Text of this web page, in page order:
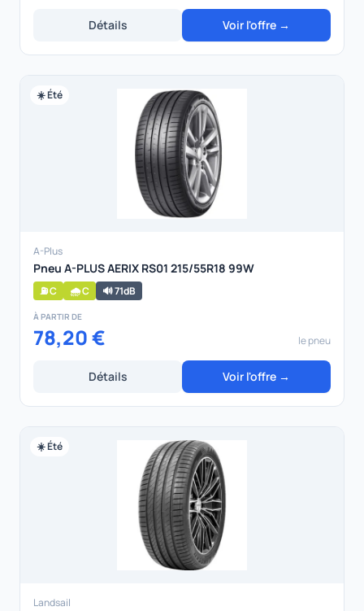
Détails Voir l'offre →
☀️ Été
A-Plus
Pneu A-PLUS AERIX RS01 215/55R18 99W
⛽ C 🌧️ C 🔊 71dB
À PARTIR DE
78,20 € le pneu
Détails Voir l'offre →
☀️ Été
Landsail